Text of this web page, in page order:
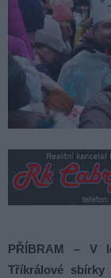
PŘÍBRAM – V
Tříkrálové